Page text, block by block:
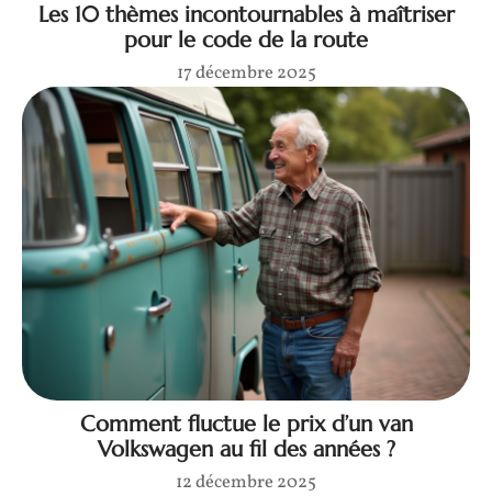
Les 10 thèmes incontournables à maîtriser
pour le code de la route
17 décembre 2025
Comment fluctue le prix d’un van
Volkswagen au fil des années ?
12 décembre 2025